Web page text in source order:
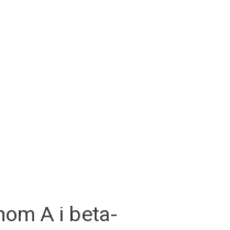
A i beta-